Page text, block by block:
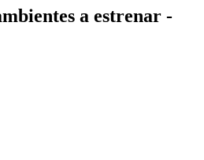
a estrenar -